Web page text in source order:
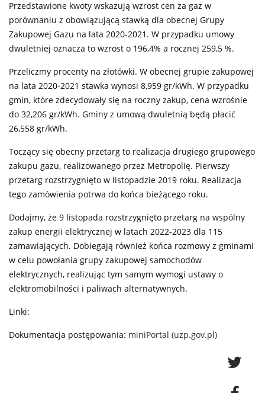
Przedstawione kwoty wskazują wzrost cen za gaz w
porównaniu z obowiązującą stawką dla obecnej Grupy
Zakupowej Gazu na lata 2020-2021. W przypadku umowy
dwuletniej oznacza to wzrost o 196,4% a rocznej 259,5 %.
Przeliczmy procenty na złotówki. W obecnej grupie zakupowej
na lata 2020-2021 stawka wynosi 8,959 gr/kWh. W przypadku
gmin, które zdecydowały się na roczny zakup, cena wzrośnie
do 32,206 gr/kWh. Gminy z umową dwuletnią będą płacić
26,558 gr/kWh.
Toczący się obecny przetarg to realizacja drugiego grupowego
zakupu gazu, realizowanego przez Metropolię. Pierwszy
przetarg rozstrzygnięto w listopadzie 2019 roku. Realizacja
tego zamówienia potrwa do końca bieżącego roku.
Dodajmy, że 9 listopada rozstrzygnięto przetarg na wspólny
zakup energii elektrycznej w latach 2022-2023 dla 115
zamawiających. Dobiegają również końca rozmowy z gminami
w celu powołania grupy zakupowej samochodów
elektrycznych, realizując tym samym wymogi ustawy o
elektromobilności i paliwach alternatywnych.
Linki:
Dokumentacja postępowania: miniPortal (uzp.gov.pl)